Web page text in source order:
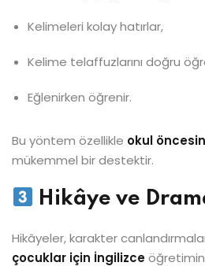
Kelimeleri kolay hatırlar,
Kelime telaffuzlarını doğru
Eğlenirken öğrenir.
Bu yöntem özellikle okul
mükemmel bir destektir.
Hikâye ve
Hikâyeler, karakter
çocuklar için İngilizce